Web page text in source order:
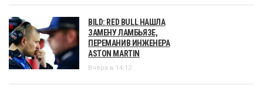
BILD: RED BULL НАШЛА
ЗАМЕНУ ЛАМБЬЯЗЕ,
ПЕРЕМАНИВ ИНЖЕНЕРА
ASTON MARTIN
Вчера в 14:12